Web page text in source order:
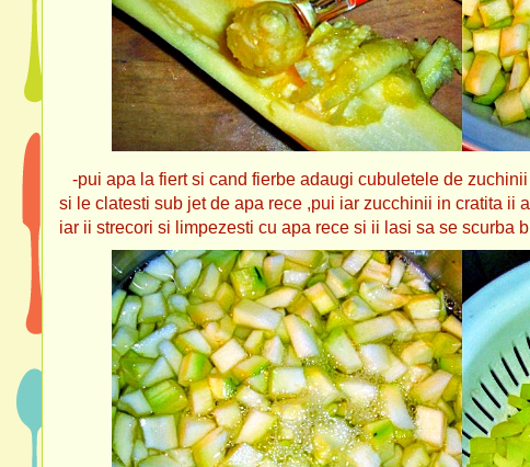
-pui apa la fiert si cand fierbe adaugi cubuletele de
si le clatesti sub jet de apa rece ,pui iar zucchinii in cratita ii
iar ii strecori si limpezesti cu apa rece si ii lasi sa se scurba